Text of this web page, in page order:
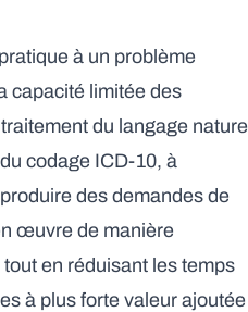
à un problème
capacité limitée des
du langage naturel
codage ICD-10, à
des demandes de
œuvre de manière
en réduisant les temps
à plus forte valeur ajoutée